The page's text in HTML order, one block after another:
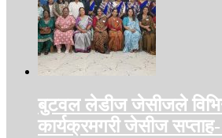
बुटवल लेडीज जेसीजले
कार्यक्रमगरी जेसीज